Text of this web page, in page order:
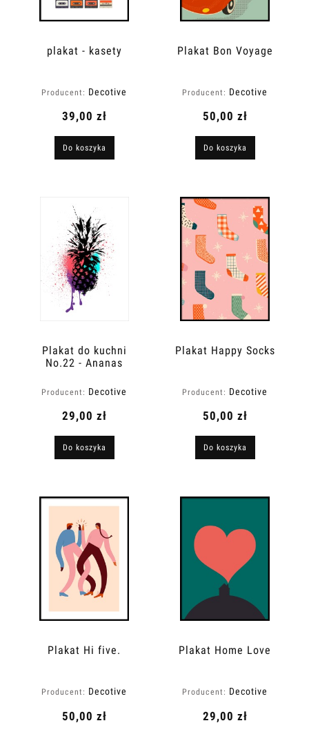
plakat - kasety
Producent: Decotive
39,00 zł
Do koszyka
Plakat Bon Voyage
Producent: Decotive
50,00 zł
Do koszyka
Plakat do kuchni
No.22 - Ananas
Producent: Decotive
29,00 zł
Do koszyka
Plakat Happy Socks
Producent: Decotive
50,00 zł
Do koszyka
Plakat Hi five.
Producent: Decotive
50,00 zł
Plakat Home Love
Producent: Decotive
29,00 zł